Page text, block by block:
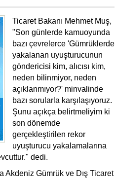
Ticaret Bakanı Mehmet Muş,
"Son günlerde kamuoyunda
bazı çevrelerce 'Gümrüklerde
yakalanan uyuşturucunun
göndericisi kim, alıcısı kim,
neden bilinmiyor, neden
açıklanmıyor?' minvalinde
bazı sorularla karşılaşıyoruz.
Şunu açıkça belirtmeliyim ki
son dönemde
gerçekleştirilen rekor
uyuşturucu yakalamalarına
dedi.
Akdeniz Gümrük ve Dış Ticaret